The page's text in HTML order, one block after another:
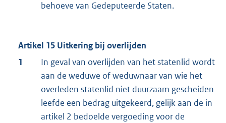
behoeve van Gedeputeerde Staten.
Artikel 15 Uitkering bij overlijden
1
In geval van overlijden van het statenlid wordt
aan de weduwe of weduwnaar van wie het
overleden statenlid niet duurzaam gescheiden
leefde een bedrag uitgekeerd, gelijk aan de in
artikel 2 bedoelde vergoeding voor de